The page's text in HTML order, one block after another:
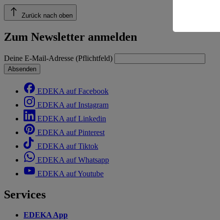
Zurück nach oben
Zum Newsletter anmelden
Deine E-Mail-Adresse (Pflichtfeld)
Absenden
EDEKA auf Facebook
EDEKA auf Instagram
EDEKA auf Linkedin
EDEKA auf Pinterest
EDEKA auf Tiktok
EDEKA auf Whatsapp
EDEKA auf Youtube
Services
EDEKA App